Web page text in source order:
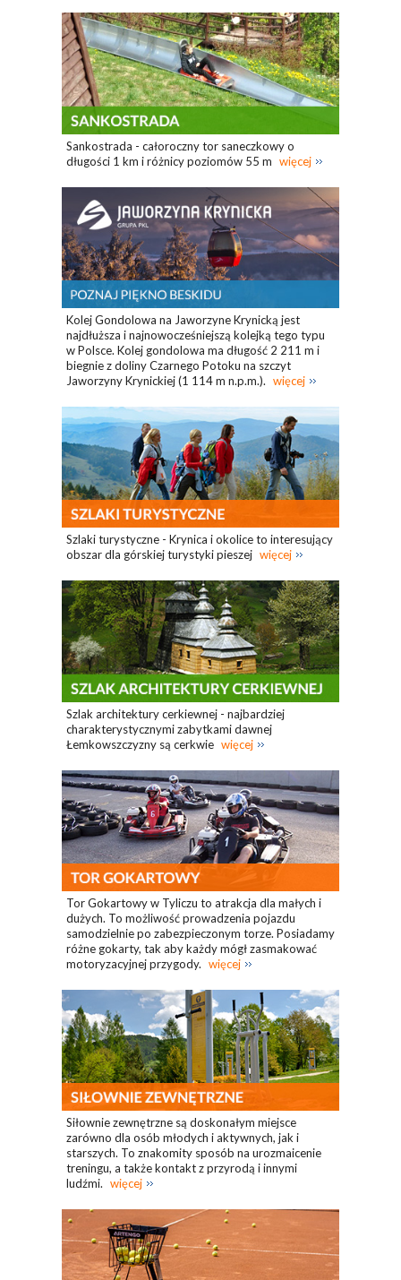
Sankostrada - całoroczny tor saneczkowy o
długości 1 km i różnicy poziomów 55 m więcej
Kolej Gondolowa na Jaworzyne Krynicką jest
najdłuższa i najnowocześniejszą kolejką tego typu
w Polsce. Kolej gondolowa ma długość 2 211 m i
biegnie z doliny Czarnego Potoku na szczyt
Jaworzyny Krynickiej (1 114 m n.p.m.). więcej
Szlaki turystyczne - Krynica i okolice to interesujący
obszar dla górskiej turystyki pieszej więcej
Szlak architektury cerkiewnej - najbardziej
charakterystycznymi zabytkami dawnej
Łemkowszczyzny są cerkwie więcej
Tor Gokartowy w Tyliczu to atrakcja dla małych i
dużych. To możliwość prowadzenia pojazdu
samodzielnie po zabezpieczonym torze. Posiadamy
różne gokarty, tak aby każdy mógł zasmakować
motoryzacyjnej przygody. więcej
Siłownie zewnętrzne są doskonałym miejsce
zarówno dla osób młodych i aktywnych, jak i
starszych. To znakomity sposób na urozmaicenie
treningu, a także kontakt z przyrodą i innymi
ludźmi. więcej